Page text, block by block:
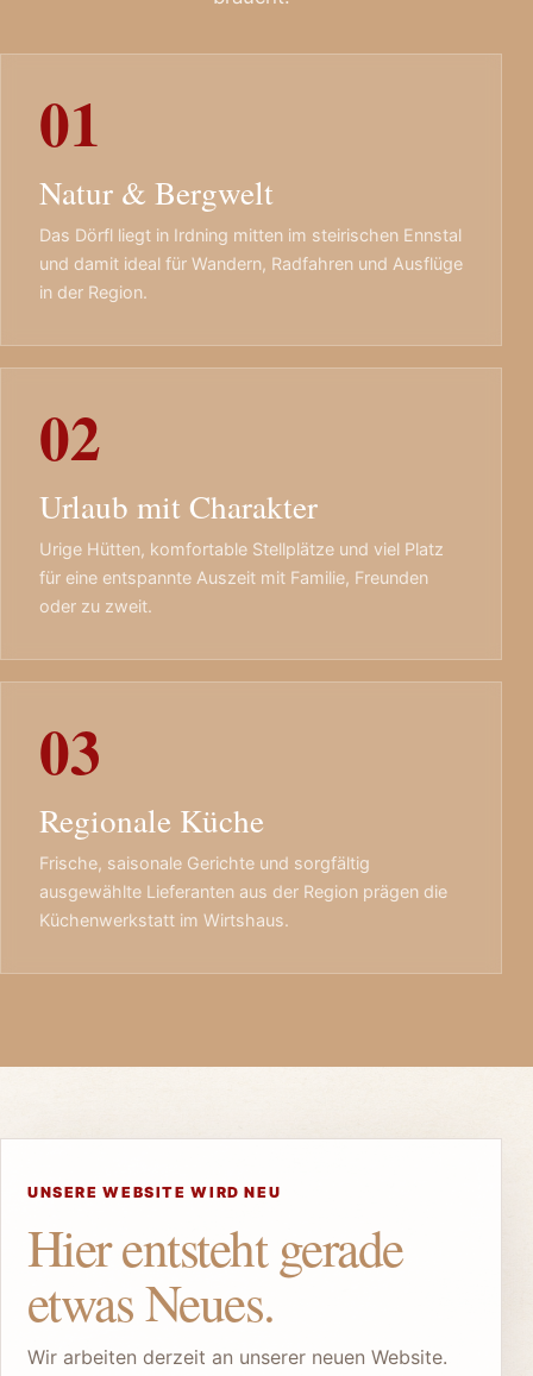
01
Natur & Bergwelt
Das Dörfl liegt in Irdning mitten im steirischen Ennstal
und damit ideal für Wandern, Radfahren und Ausflüge
in der Region.
02
Urlaub mit Charakter
Urige Hütten, komfortable Stellplätze und viel Platz
für eine entspannte Auszeit mit Familie, Freunden
oder zu zweit.
03
Regionale Küche
Frische, saisonale Gerichte und sorgfältig
ausgewählte Lieferanten aus der Region prägen die
Küchenwerkstatt im Wirtshaus.
UNSERE WEBSITE WIRD NEU
Hier entsteht gerade
etwas Neues.
Wir arbeiten derzeit an unserer neuen Website.